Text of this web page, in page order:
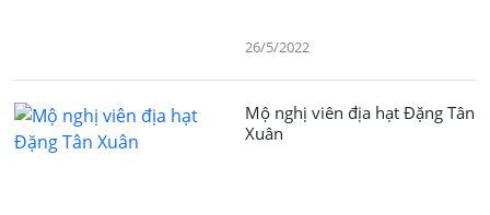
26/5/2022
Mộ nghị viên địa hạt Đặng Tân
Xuân